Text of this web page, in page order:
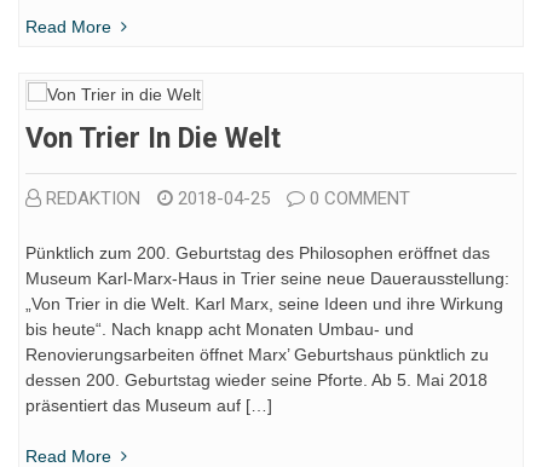
Read More
Von Trier In Die Welt
REDAKTION 2018-04-25 0 COMMENT
Pünktlich zum 200. Geburtstag des Philosophen eröffnet das
Museum Karl-Marx-Haus in Trier seine neue Dauerausstellung:
„Von Trier in die Welt. Karl Marx, seine Ideen und ihre Wirkung
bis heute“. Nach knapp acht Monaten Umbau- und
Renovierungsarbeiten öffnet Marx’ Geburtshaus pünktlich zu
dessen 200. Geburtstag wieder seine Pforte. Ab 5. Mai 2018
präsentiert das Museum auf […]
Read More